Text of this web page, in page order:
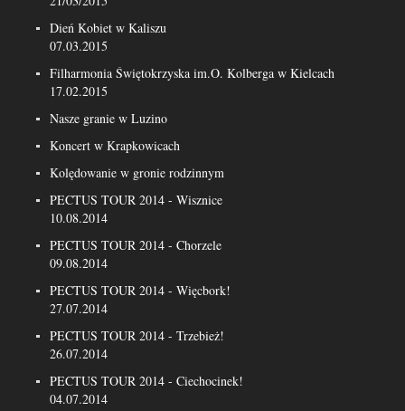
Dień Kobiet w Kaliszu
07.03.2015
Filharmonia Świętokrzyska im.O. Kolberga w Kielcach
17.02.2015
Nasze granie w Luzino
Koncert w Krapkowicach
Kolędowanie w gronie rodzinnym
PECTUS TOUR 2014 - Wisznice
10.08.2014
PECTUS TOUR 2014 - Chorzele
09.08.2014
PECTUS TOUR 2014 - Więcbork!
27.07.2014
PECTUS TOUR 2014 - Trzebież!
26.07.2014
PECTUS TOUR 2014 - Ciechocinek!
04.07.2014